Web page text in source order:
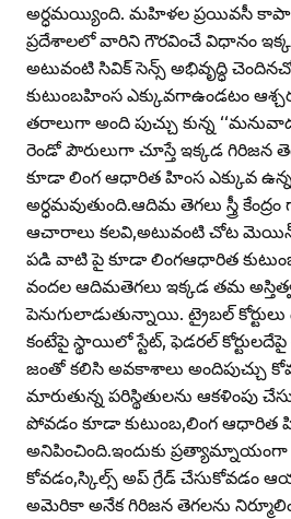
అర్ధమయ్యింది. మహిళల ప్రయివసీ
ప్రదేశాలలో వారిని గౌరవించే విధానం
అటువంటి సివిక్‌ సెన్స్‌ అభివృద్ధి
కుటుంబహింస ఎక్కువగాఉండటం
తరాలుగా అంది పుచ్చు కున్న
రెండో పౌరులుగా చూస్తే ఇక్కడ
కూడా లింగ ఆధారిత హింస ఎక్కువ
అర్ధమవుతుంది.ఆదిమ తెగలు స్త్రీ కేంద్రం
ఆచారాలు కలవి,అటువంటి చోట మెయిన్‌
పడి వాటి పై కూడా లింగఆధారిత
వందల ఆదిమతెగలు ఇక్కడ తమ
పెనుగులాడుతున్నాయి. ట్రైబల్‌
కంటేపై స్థాయిలో స్టేట్‌, ఫెడరల్‌
జంతో కలిసి అవకాశాలు అందిపుచ్చు
మారుతున్న పరిస్థితులను ఆకళింపు
పోవడం కూడా కుటుంబ,లింగ ఆధారిత
అనిపించింది.ఇందుకు
కోవడం,స్కిల్స్‌ అప్‌ గ్రేడ్‌ చేసుకోవడం
అమెరికా అనేక గిరిజన తెగలను